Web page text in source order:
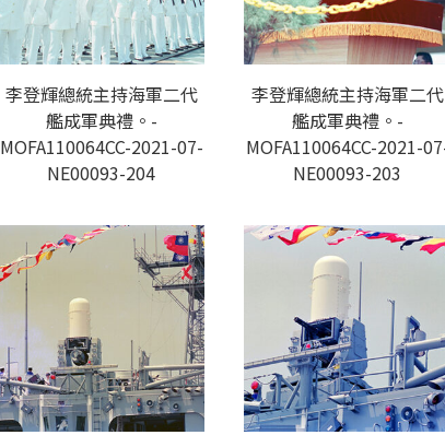
李登輝總統主持海軍二代
艦成軍典禮。-
MOFA110064CC-2021-07-
NE00093-204
李登輝總統主持海軍二代
艦成軍典禮。-
MOFA110064CC-2021-
NE00093-203